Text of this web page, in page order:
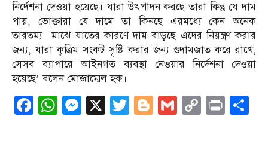
নির্দেশনা দেওয়া হয়েছে। যারা উৎপাদন করছে তারা কিন্তু যে দাম
পায়, ভোক্তারা যে দামে তা কিনছে এরমধ্যে কেন অনেক
তারতম্য। মাঝে যাতের কারণে দাম বাড়ছে এদের নিয়ন্ত্রণ করার
জন্য, যারা কৃত্রিম সংকট সৃষ্টি করার জন্য গুদামজাত করে রাখে,
সেসব ব্যাপারে আইনগত ব্যবস্থা নেওয়ার নির্দেশনা দেওয়া
হয়েছে’ বলেন মোজাম্মেল হক।
Facebook
WhatsApp
Messenger
X Twitter
Blogger
GmailCopy
Print